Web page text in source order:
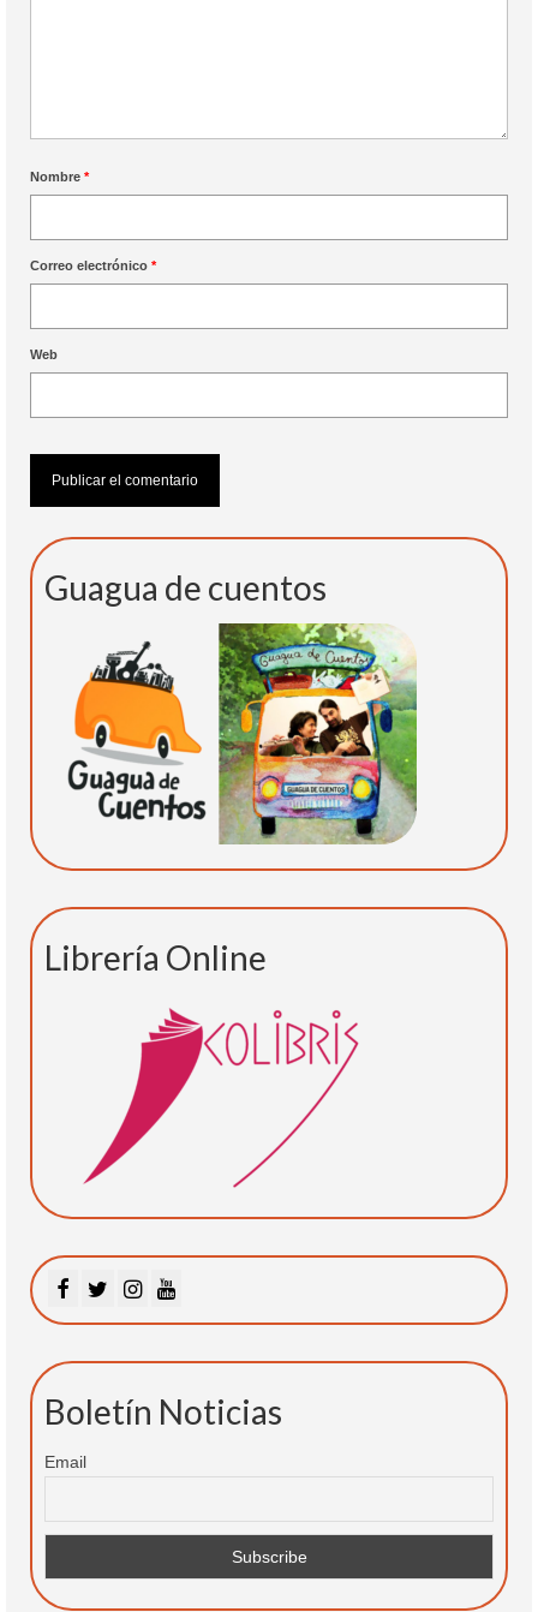
Nombre *
Correo electrónico *
Web
Guagua de cuentos
Librería Online
Boletín Noticias
Email